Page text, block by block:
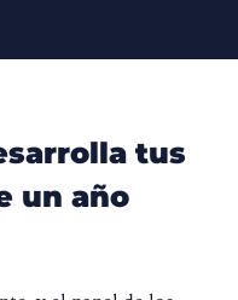
tus
un año